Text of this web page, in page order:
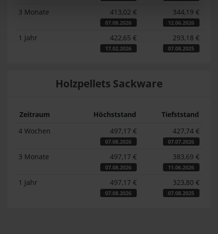
3 Monate 413,02 €
07.08.2026
344,19 €
12.06.2026
1 Jahr 422,65 €
17.02.2026
293,18 €
07.08.2025
Holzpellets Sackware
Zeitraum Höchststand
Tiefststand
4 Wochen
497,17 €
07.08.2026
427,74 €
07.07.2026
3 Monate 497,17 €
07.08.2026
383,69 €
11.06.2026
1 Jahr 497,17 €
07.08.2026
323,80 €
07.08.2025